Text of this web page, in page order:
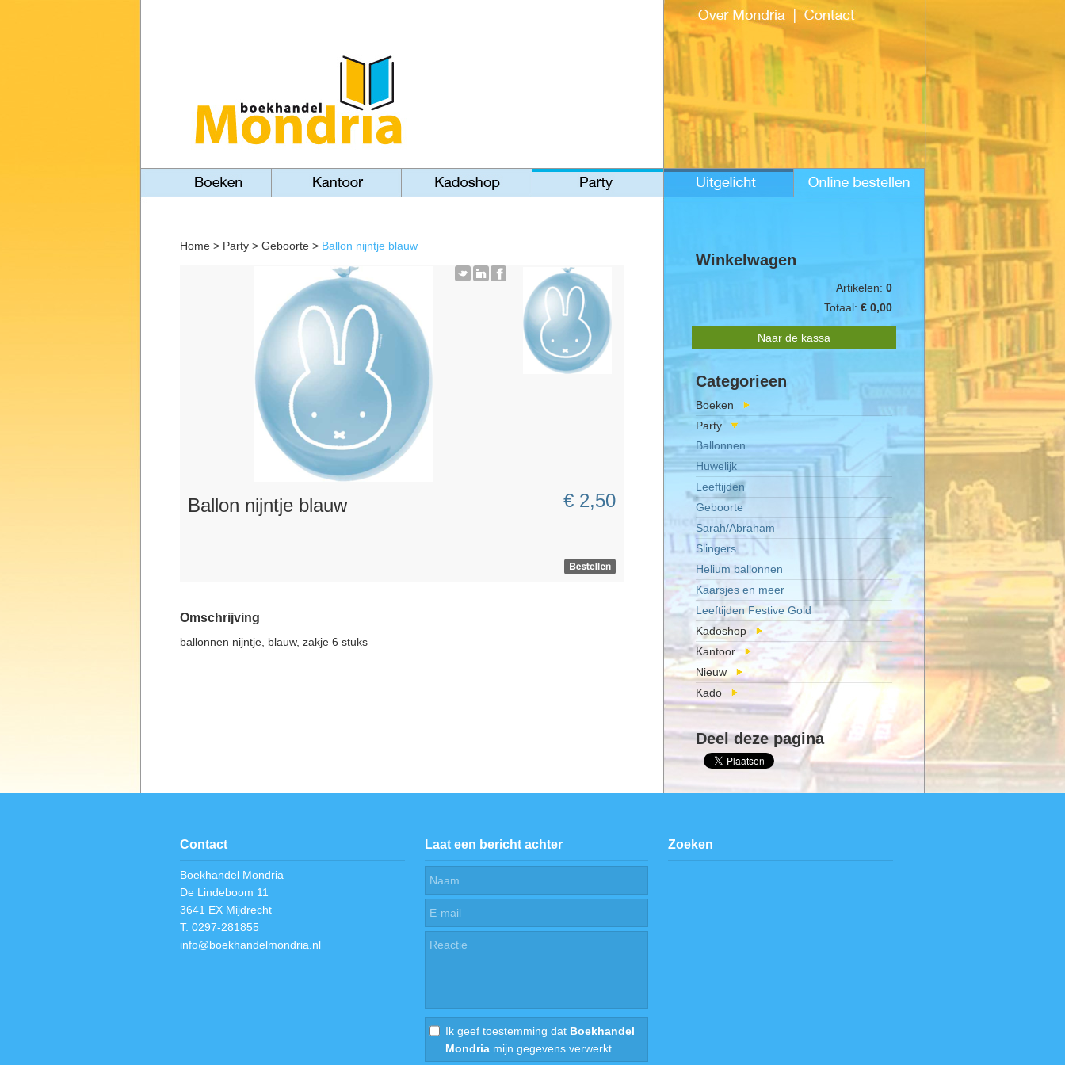
Home > Party > Geboorte > Ballon nijntje blauw
Ballon nijntje blauw € 2,50
Omschrijving
ballonnen nijntje, blauw, zakje 6 stuks
Winkelwagen
Artikelen: 0
Totaal: € 0,00
Naar de kassa
Categorieen
Boeken
Party
Ballonnen
Huwelijk
Leeftijden
Geboorte
Sarah/Abraham
Slingers
Helium ballonnen
Kaarsjes en meer
Leeftijden Festive Gold
Kadoshop
Kantoor
Nieuw
Kado
Deel deze pagina
Contact
Boekhandel Mondria
De Lindeboom 11
3641 EX Mijdrecht
T: 0297-281855
info@boekhandelmondria.nl
Laat een bericht achter
Ik geef toestemming dat Boekhandel
Mondria mijn gegevens verwerkt.
Zoeken